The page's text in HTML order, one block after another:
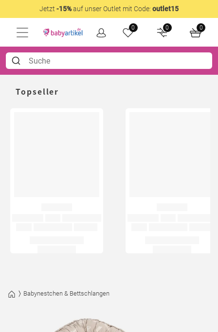
Jetzt -15%auf unser Outlet mit Code: outlet15
0 0 0
Topseller
Babynestchen & Bettschlangen